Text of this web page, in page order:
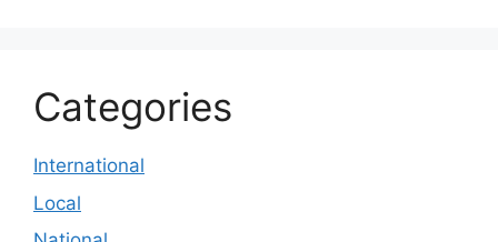
Categories
International
Local